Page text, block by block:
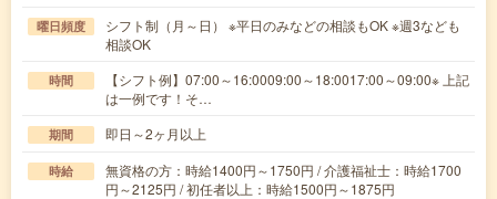
曜日頻度
シフト制（月～日） ※平日のみなどの相談もOK ※週3なども
相談OK
時間
【シフト例】07:00～16:0009:00～18:0017:00～09:00※ 上記
は一例です！そ…
期間 即日～2ヶ月以上
時給
無資格の方：時給1400円～1750円 / 介護福祉士：時給1700
円～2125円 / 初任者以上：時給1500円～1875円